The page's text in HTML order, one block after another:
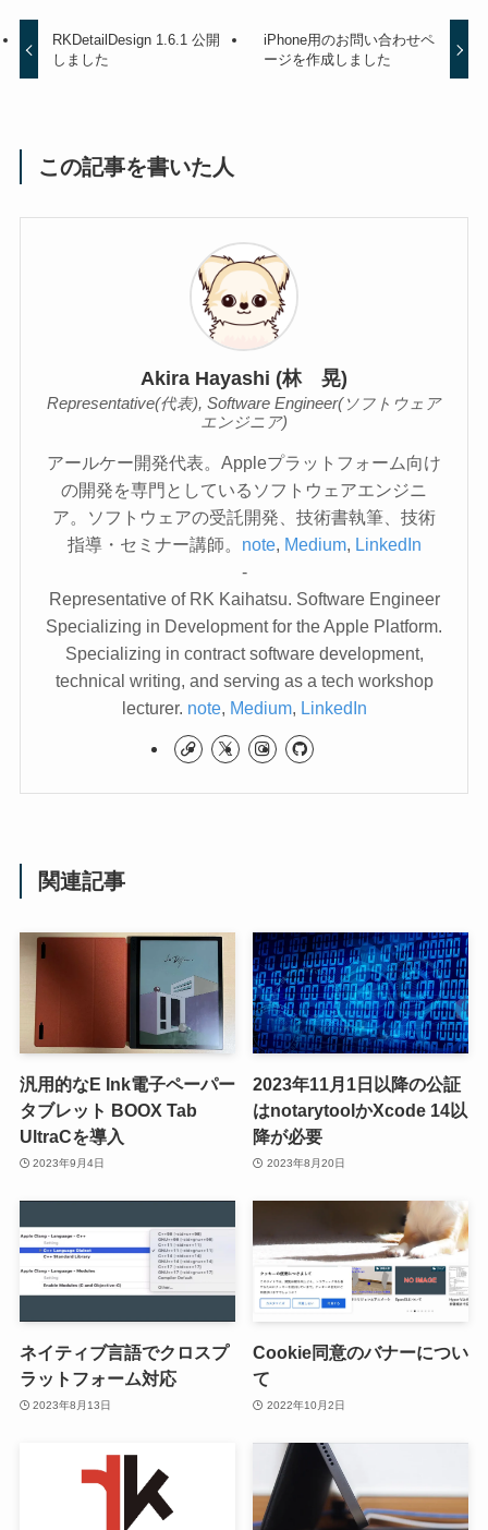
RKDetailDesign 1.6.1 公開
しました
iPhone用のお問い合わせペ
ージを作成しました
この記事を書いた人
Akira Hayashi (林 晃)
Representative(代表), Software Engineer(ソフトウェア
エンジニア)
アールケー開発代表。Appleプラットフォーム向け
の開発を専門としているソフトウェアエンジニ
ア。ソフトウェアの受託開発、技術書執筆、技術
指導・セミナー講師。 note, Medium, LinkedIn
-
Representative of RK Kaihatsu. Software Engineer
Specializing in Development for the Apple Platform.
Specializing in contract software development,
technical writing, and serving as a tech workshop
lecturer. note, Medium, LinkedIn
関連記事
汎用的なE Ink電子ペーパー
タブレット BOOX Tab
UltraCを導入
2023年9月4日
2023年11月1日以降の公証
はnotarytoolかXcode 14以
降が必要
2023年8月20日
ネイティブ言語でクロスプ
ラットフォーム対応
2023年8月13日
Cookie同意のバナーについ
て
2022年10月2日